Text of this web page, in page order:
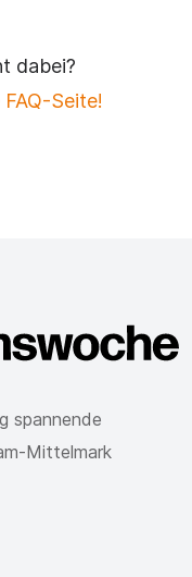
dabei?
Seite!
spannende
Mittelmark